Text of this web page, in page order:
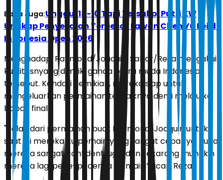
Baca Juga:Unggul 18-10 Tapi Tersalip, Putri KW
Ungkap Penyesalan Terbesar Lawan Chen Yu Fei di
Indonesia Open 2026
Menghadapi Raymond/Joaquin, Sabar/Reza mengakui
kualitasnyang dimiliki ganda putra muda Indonesia
tersebut. Kendati demikian, mereka siap untuk
mengeluarkan permainan terbaiknya demi melaju ke
babak final.
"Kalau dari permainan buat Raymond/Joaquin untuk
saat ini mereka itu pemain yang sangat cepat ya. Juga
mereka sangat confident juga, dan sekarang mungkin
mereka lagi pede-pedenya ya main,” ucap Reza.